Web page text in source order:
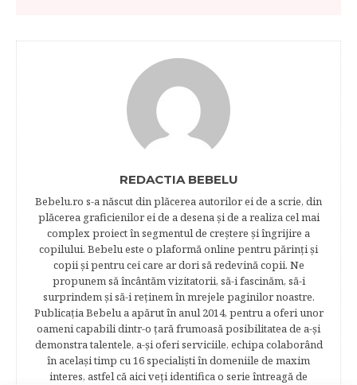
REDACTIA BEBELU
Bebelu.ro s-a născut din plăcerea autorilor ei de a scrie, din
plăcerea graficienilor ei de a desena şi de a realiza cel mai
complex proiect în segmentul de creştere şi îngrijire a
copilului. Bebelu este o plaformă online pentru părinţi şi
copii şi pentru cei care ar dori să redevină copii. Ne
propunem să încântăm vizitatorii, să-i fascinăm, să-i
surprindem şi să-i reţinem în mrejele paginilor noastre.​
Publicația Bebelu a apărut în anul 2014, pentru a oferi unor
oameni capabili dintr-o ţară frumoasă posibilitatea de a-şi
demonstra talentele, a-şi oferi serviciile, echipa colaborând
în acelaşi timp cu 16 specialişti în domeniile de maxim
interes, astfel că aici veţi identifica o serie întreagă de